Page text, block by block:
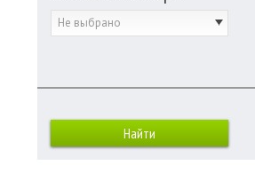
Не выбрано